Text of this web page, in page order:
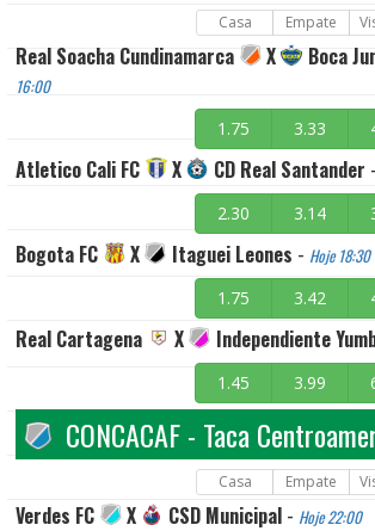
Casa Empate
Real Soacha Cundinamarca X Boca
16:00
1.75 3.33
Atletico Cali FC X CD Real Santander -
2.30 3.14
Bogota FC X Itaguei Leones - Hoje 18:30
1.75 3.42
Real Cartagena X Independiente
1.45 3.99
CONCACAF - Taca
Casa Empate
Verdes FC X CSD Municipal - Hoje 22:00